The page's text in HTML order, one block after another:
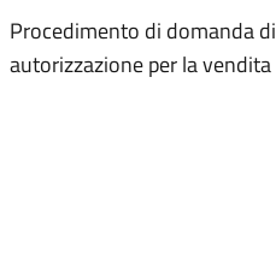
Procedimento di domanda di
autorizzazione per la vendita